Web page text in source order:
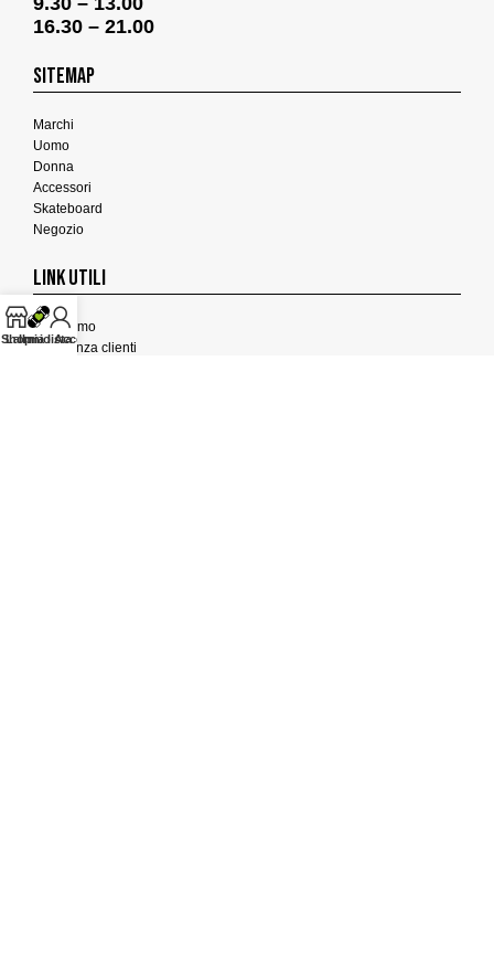
16.30 – 21.00
SITEMAP
Marchi
Uomo
Donna
Accessori
Skateboard
Negozio
LINK UTILI
Chi Siamo
Assistenza clienti
Shop
La mia lista
Il mio Account